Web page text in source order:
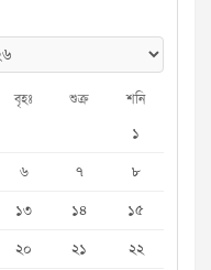
বৃহঃ শুক্র শনি
১
৬ ৭
৮
১৩ ১৪
১৫
২০ ২১
২২